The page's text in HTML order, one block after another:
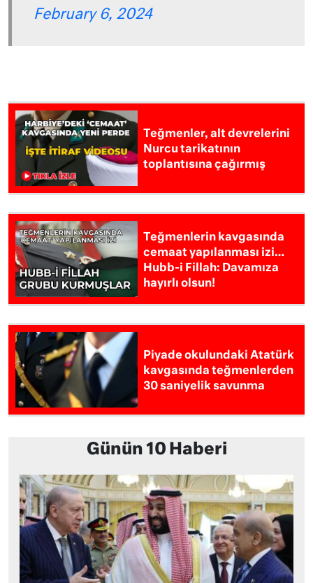
February 6, 2024
Teğmenler, alt devrelerini
Nurcu tarikatının
toplantısına çağırmış
Teğmenlerin kavgasında
cemaat yapılanması izi…
Hubb-i Fillah: Davamıza
hayırlı olsun!
Piyade okulundaki Atatürk
kavgasında teğmenlerden
30 saniyelik savunma
Günün 10 Haberi